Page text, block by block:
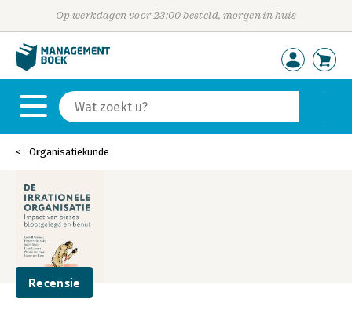
Op werkdagen voor 23:00 besteld, morgen in huis
Organisatiekunde
Recensie